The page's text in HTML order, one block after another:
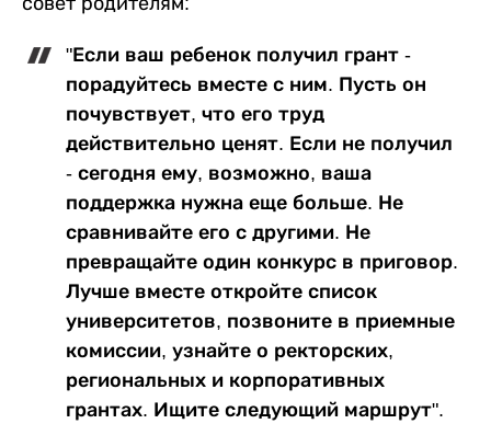
"Если ваш ребенок получил грант -
порадуйтесь вместе с ним. Пусть он
почувствует, что его труд
действительно ценят. Если не получил
- сегодня ему, возможно, ваша
поддержка нужна еще больше. Не
сравнивайте его с другими. Не
превращайте один конкурс в приговор.
Лучше вместе откройте список
университетов, позвоните в приемные
комиссии, узнайте о ректорских,
региональных и корпоративных
грантах. Ищите следующий маршрут".